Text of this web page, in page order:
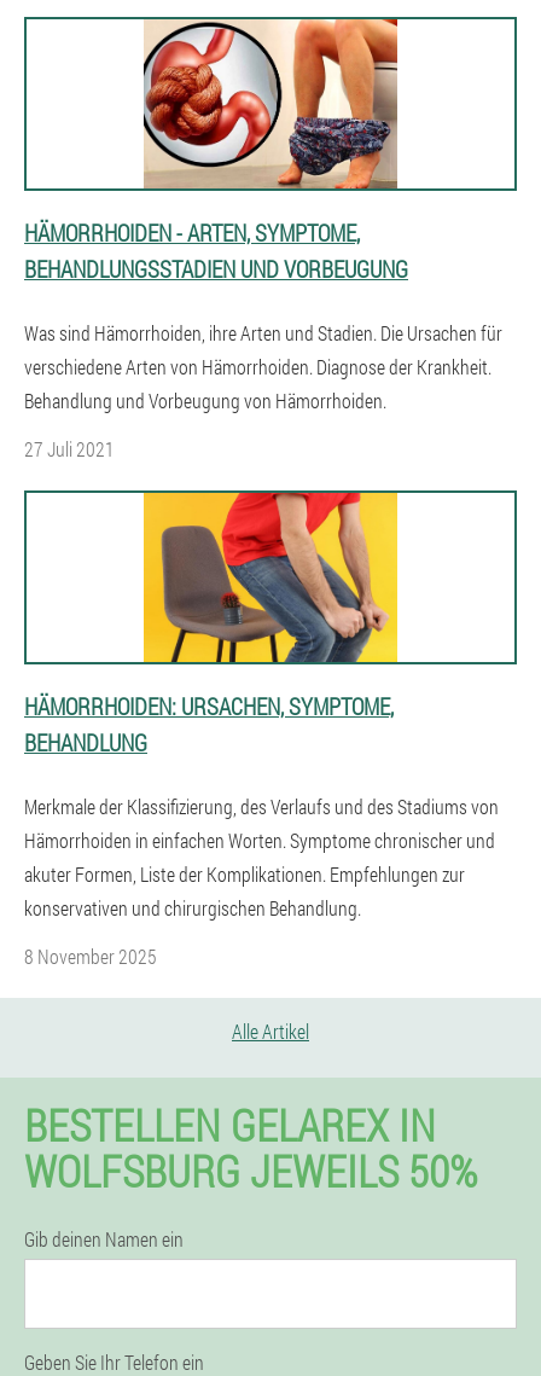
HÄMORRHOIDEN - ARTEN, SYMPTOME,
BEHANDLUNGSSTADIEN UND VORBEUGUNG
Was sind Hämorrhoiden, ihre Arten und Stadien. Die Ursachen für
verschiedene Arten von Hämorrhoiden. Diagnose der Krankheit.
Behandlung und Vorbeugung von Hämorrhoiden.
27 Juli 2021
HÄMORRHOIDEN: URSACHEN, SYMPTOME,
BEHANDLUNG
Merkmale der Klassifizierung, des Verlaufs und des Stadiums von
Hämorrhoiden in einfachen Worten. Symptome chronischer und
akuter Formen, Liste der Komplikationen. Empfehlungen zur
konservativen und chirurgischen Behandlung.
8 November 2025
Alle Artikel
BESTELLEN GELAREX IN
WOLFSBURG JEWEILS 50%
Gib deinen Namen ein
Geben Sie Ihr Telefon ein